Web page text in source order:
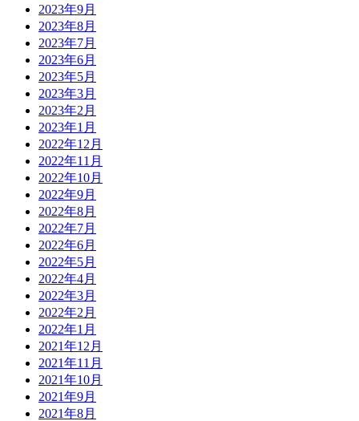
2023年9月
2023年8月
2023年7月
2023年6月
2023年5月
2023年3月
2023年2月
2023年1月
2022年12月
2022年11月
2022年10月
2022年9月
2022年8月
2022年7月
2022年6月
2022年5月
2022年4月
2022年3月
2022年2月
2022年1月
2021年12月
2021年11月
2021年10月
2021年9月
2021年8月